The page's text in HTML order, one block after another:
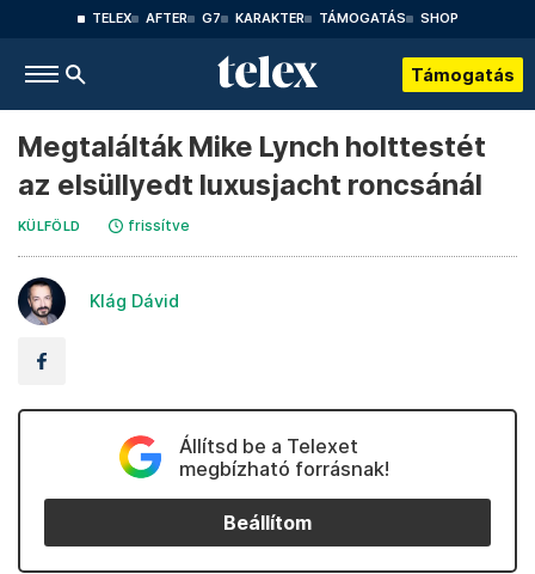
TELEX AFTER G7 KARAKTER TÁMOGATÁS SHOP
Támogatás
Megtalálták Mike Lynch holttestét
az elsüllyedt luxusjacht roncsánál
KÜLFÖLD frissítve
Klág Dávid
Állítsd be a Telexet
megbízható forrásnak!
Beállítom